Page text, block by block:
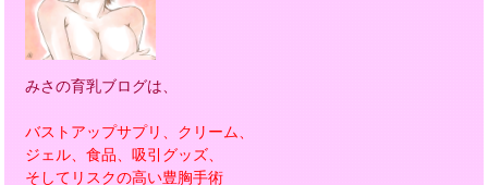
みさの育乳ブログは、
バストアップサプリ、クリーム、
ジェル、食品、吸引グッズ、
そしてリスクの高い豊胸手術